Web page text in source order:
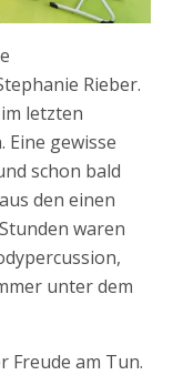
Rieber.
letzten
Eine gewisse
schon bald
den einen
waren
unter dem
Freude am Tun.